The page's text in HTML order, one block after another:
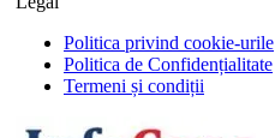
Politica privind cookie-urile
Politica de Confidențialitate
Termeni și condiții